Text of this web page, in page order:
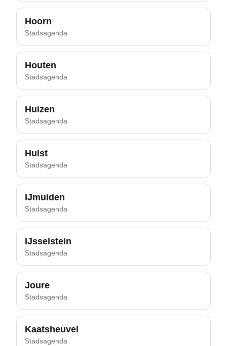
Hoorn
Stadsagenda
Houten
Stadsagenda
Huizen
Stadsagenda
Hulst
Stadsagenda
IJmuiden
Stadsagenda
IJsselstein
Stadsagenda
Joure
Stadsagenda
Kaatsheuvel
Stadsagenda